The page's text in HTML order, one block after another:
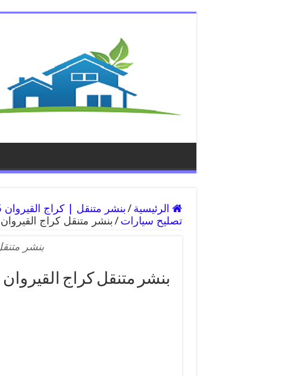
الرئيسية /
تصليح سيارات /بنشر متنقل كراج القيروان
بنشر
بنشر متنقل كراج القيروان